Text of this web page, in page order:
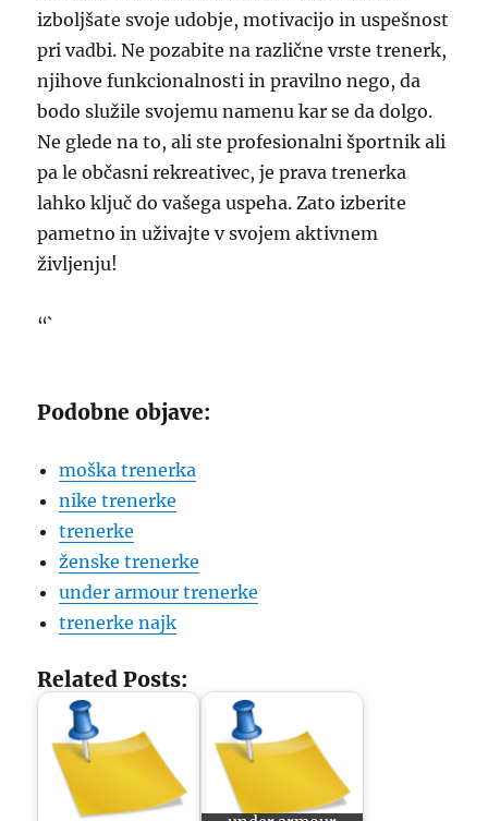
izboljšate svoje udobje, motivacijo in uspešnost
pri vadbi. Ne pozabite na različne vrste trenerk,
njihove funkcionalnosti in pravilno nego, da
bodo služile svojemu namenu kar se da dolgo.
Ne glede na to, ali ste profesionalni športnik ali
pa le občasni rekreativec, je prava trenerka
lahko ključ do vašega uspeha. Zato izberite
pametno in uživajte v svojem aktivnem
življenju!
“`
Podobne objave:
moška trenerka
nike trenerke
trenerke
ženske trenerke
under armour trenerke
trenerke najk
Related Posts: